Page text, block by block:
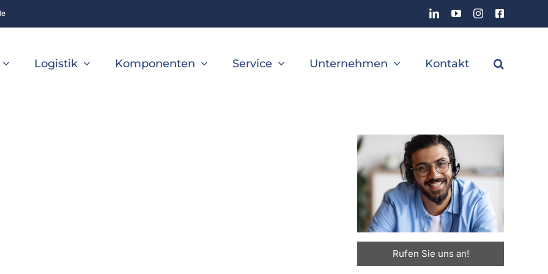
LinkedInYouTubeInstagramFacebook
Logistik Komponenten Service Unternehmen Kontakt
Rufen Sie uns an!